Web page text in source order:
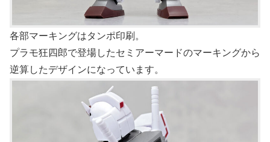
各部マーキングはタンポ印刷。
プラモ狂四郎で登場したセミアーマードのマーキングから
逆算したデザインになっています。